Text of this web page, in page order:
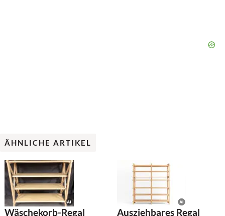
ÄHNLICHE ARTIKEL
Wäschekorb-Regal
Ausziehbares Regal